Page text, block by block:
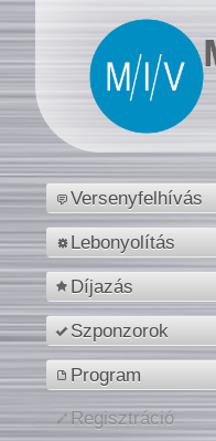
Versenyfelhívás
Lebonyolítás
Díjazás
Szponzorok
Program
Regisztráció